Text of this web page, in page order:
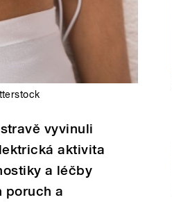
vyvinuli
aktivita
a léčby
poruch a